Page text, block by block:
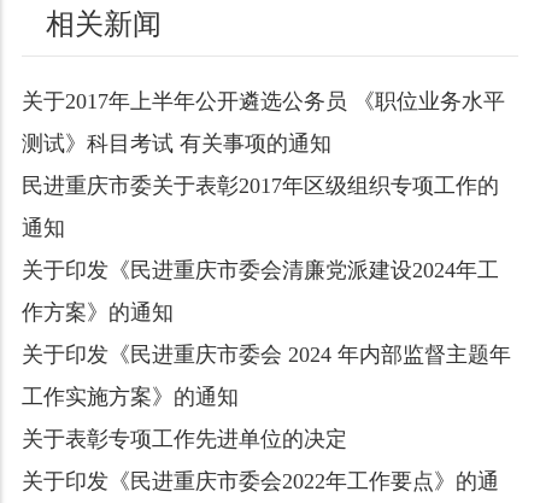
相关新闻
关于2017年上半年公开遴选公务员 《职位业务水平
测试》科目考试 有关事项的通知
民进重庆市委关于表彰2017年区级组织专项工作的
通知
关于印发《民进重庆市委会清廉党派建设2024年工
作方案》的通知
关于印发《民进重庆市委会 2024 年内部监督主题年
工作实施方案》的通知
关于表彰专项工作先进单位的决定
关于印发《民进重庆市委会2022年工作要点》的通